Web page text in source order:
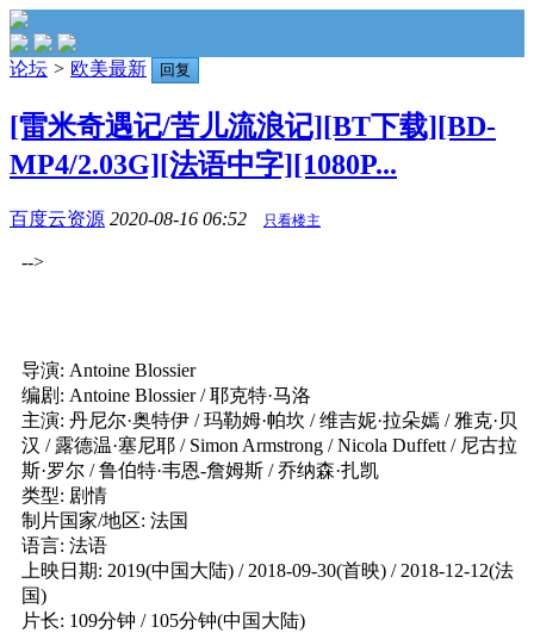
论坛 > 欧美最新 回复
[雷米奇遇记/苦儿流浪记][BT下载][BD-
MP4/2.03G][法语中字][1080P...
百度云资源 2020-08-16 06:52 只看楼主
-->
导演: Antoine Blossier
编剧: Antoine Blossier / 耶克特·马洛
主演: 丹尼尔·奥特伊 / 玛勒姆·帕坎 / 维吉妮·拉朵嫣 / 雅克·贝
汉 / 露德温·塞尼耶 / Simon Armstrong / Nicola Duffett / 尼古拉
斯·罗尔 / 鲁伯特·韦恩-詹姆斯 / 乔纳森·扎凯
类型: 剧情
制片国家/地区: 法国
语言: 法语
上映日期: 2019(中国大陆) / 2018-09-30(首映) / 2018-12-12(法
国)
片长: 109分钟 / 105分钟(中国大陆)